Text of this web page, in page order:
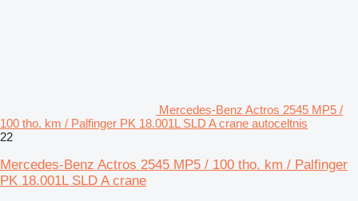
Mercedes-Benz Actros 2545 MP5 /
100 tho. km / Palfinger PK 18.001L SLD A crane autoceltnis
22
Mercedes-Benz Actros 2545 MP5 / 100 tho. km / Palfinger
PK 18.001L SLD A crane